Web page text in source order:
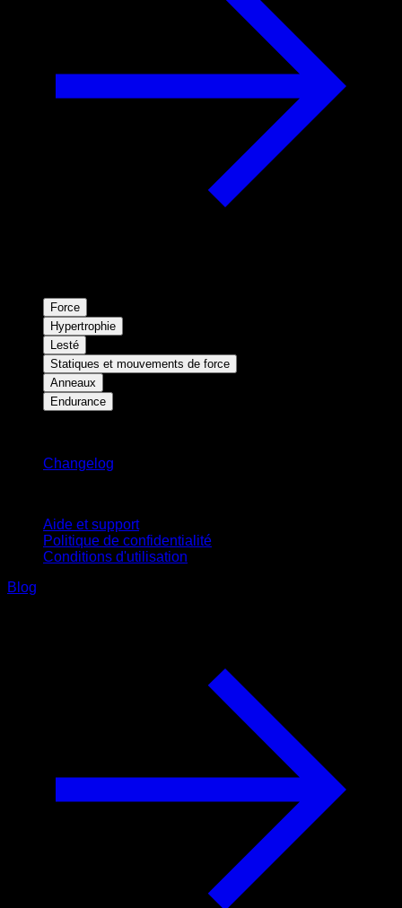
Force
Hypertrophie
Lesté
Statiques et mouvements de force
Anneaux
Endurance
Changelog
Aide et support
Politique de confidentialité
Conditions d'utilisation
Blog